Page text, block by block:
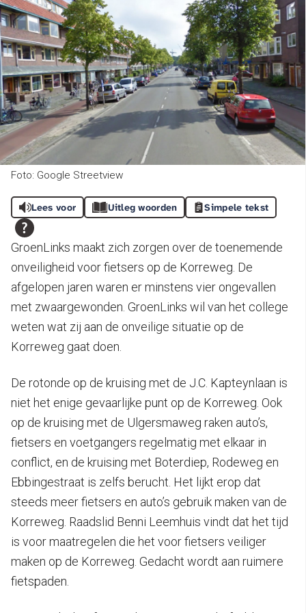
Foto: Google Streetview
Lees voor Uitleg woorden Simpele tekst
GroenLinks maakt zich zorgen over de toenemende
onveiligheid voor fietsers op de Korreweg. De
afgelopen jaren waren er minstens vier ongevallen
met zwaargewonden. GroenLinks wil van het college
weten wat zij aan de onveilige situatie op de
Korreweg gaat doen.
De rotonde op de kruising met de J.C. Kapteynlaan is
niet het enige gevaarlijke punt op de Korreweg. Ook
op de kruising met de Ulgersmaweg raken auto’s,
fietsers en voetgangers regelmatig met elkaar in
conflict, en de kruising met Boterdiep, Rodeweg en
Ebbingestraat is zelfs berucht. Het lijkt erop dat
steeds meer fietsers en auto’s gebruik maken van de
Korreweg. Raadslid Benni Leemhuis vindt dat het tijd
is voor maatregelen die het voor fietsers veiliger
maken op de Korreweg. Gedacht wordt aan ruimere
fietspaden.